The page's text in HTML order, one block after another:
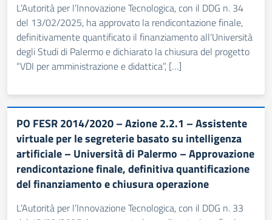
L’Autorità per l’Innovazione Tecnologica, con il DDG n. 34
del 13/02/2025, ha approvato la rendicontazione finale,
definitivamente quantificato il finanziamento all‘Università
degli Studi di Palermo e dichiarato la chiusura del progetto
“VDI per amministrazione e didattica”, […]
PO FESR 2014/2020 – Azione 2.2.1 – Assistente
virtuale per le segreterie basato su intelligenza
artificiale – Università di Palermo – Approvazione
rendicontazione finale, definitiva quantificazione
del finanziamento e chiusura operazione
L’Autorità per l’Innovazione Tecnologica, con il DDG n. 33